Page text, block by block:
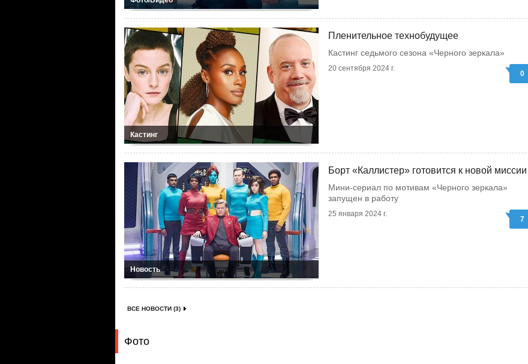
Кастинг
Пленительное технобудущее
Кастинг седьмого сезона «Черного зеркала»
20 сентября 2024 г.
0
Новость
Борт «Каллистер» готовится к новой миссии
Мини-сериал по мотивам «Черного зеркала»
запущен в работу
25 января 2024 г.
7
ВСЕ НОВОСТИ (3)
Фото